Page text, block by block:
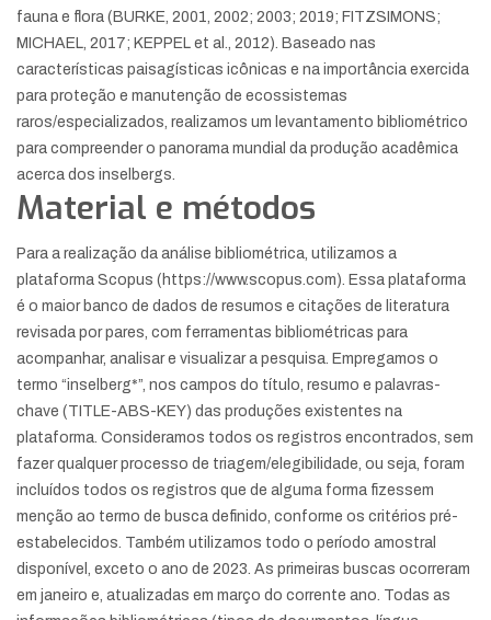
fauna e flora (BURKE, 2001, 2002; 2003; 2019; FITZSIMONS;
MICHAEL, 2017; KEPPEL et al., 2012). Baseado nas
características paisagísticas icônicas e na importância exercida
para proteção e manutenção de ecossistemas
raros/especializados, realizamos um levantamento bibliométrico
para compreender o panorama mundial da produção acadêmica
acerca dos inselbergs.
Material e métodos
Para a realização da análise bibliométrica, utilizamos a
plataforma Scopus (https://www.scopus.com). Essa plataforma
é o maior banco de dados de resumos e citações de literatura
revisada por pares, com ferramentas bibliométricas para
acompanhar, analisar e visualizar a pesquisa. Empregamos o
termo “inselberg*”, nos campos do título, resumo e palavras-
chave (TITLE-ABS-KEY) das produções existentes na
plataforma. Consideramos todos os registros encontrados, sem
fazer qualquer processo de triagem/elegibilidade, ou seja, foram
incluídos todos os registros que de alguma forma fizessem
menção ao termo de busca definido, conforme os critérios pré-
estabelecidos. Também utilizamos todo o período amostral
disponível, exceto o ano de 2023. As primeiras buscas ocorreram
em janeiro e, atualizadas em março do corrente ano. Todas as